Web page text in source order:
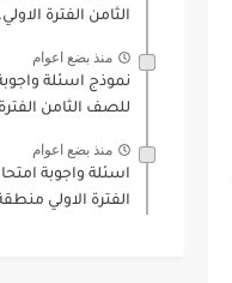
الثامن الفترة
منذ بضع اعوام
نموذج اسئلة واجوبة
للصف الثامن
منذ بضع اعوام
اسئلة واجوبة
الفترة الاولي